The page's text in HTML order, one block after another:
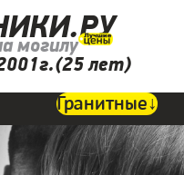
могилу
лет)
Гранитные↓